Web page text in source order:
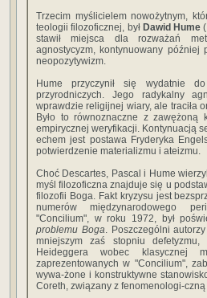
Trzecim myślicielem nowożytnym,
teologii filozoficznej, był Dawid Hume
sta­wił miejsca dla rozważań
agnostycyzm, kontynuowany
neopozytywizm.
Hume przyczynił się wydatnie
przyrodniczych. Jego radykalny
wprawdzie religijnej wiary, ale traciła
Było to równoznaczne z zawężoną
empirycznej weryfikacji. Kontynuacją
echem jest postawa Fryderyka
potwierdzenie materializmu i ateizmu.
Choć Descartes, Pascal i Hume
myśl filozoficzna znajduje się u
filozofii Boga. Fakt kryzysu jest
numerów międzynarodowego
"Conci­lium", w roku 1972, był
problemu Boga. Poszczególni
mniejszym zaś stopniu defetyzmu,
Heideggera wobec klasycznej
zaprezentowanych w "Concilium",
wywa-żone i konstruk­tywne
Coreth, związany z fenomenologi-